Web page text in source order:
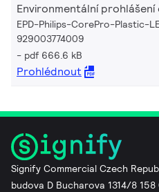
Environmentální
EPD-Philips-CorePro-Plastic-
929003774009
pdf 666.6 kB
Prohlédnout
Signify Commercial Czech
budova D Bucharova 1314/8